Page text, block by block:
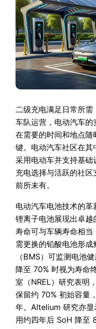
二级充电满足日常所
车队运营，电动汽车
在需要的时间和地点
键。电动汽车社区在
采用电动车并支持基
充电选择与活跃的社
前所未有。
电动汽车电池技术的
锂离子电池展现出卓
寿命可与车辆寿命相
需更换的铅酸电池形
（BMS）可监测电池
降至 70% 时视为寿命
室（NREL）研究表明
保留约 70% 初始容量
年。Altelium 研究亦显
用约四年后 SoH 降至